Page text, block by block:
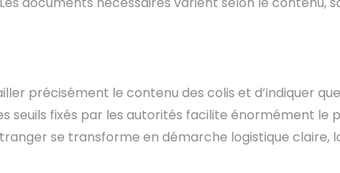
précisément le contenu des colis et d’indiquer que
seuils fixés par les autorités facilite énormément le
se transforme en démarche logistique claire,